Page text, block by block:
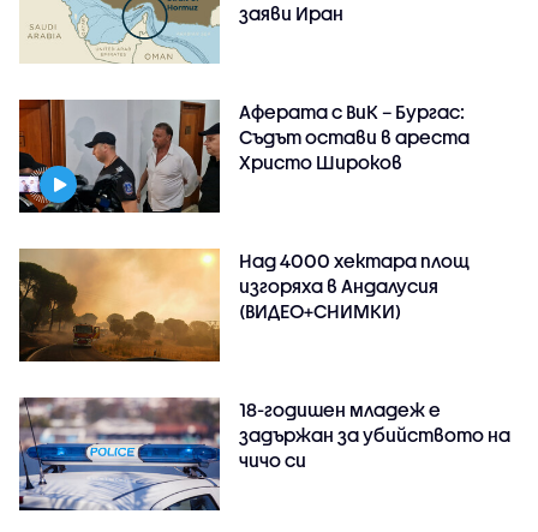
заяви Иран
Аферата с ВиК – Бургас:
Съдът остави в ареста
Христо Широков
Над 4000 хектара площ
изгоряха в Андалусия
(ВИДЕО+СНИМКИ)
18-годишен младеж е
задържан за убийството на
чичо си